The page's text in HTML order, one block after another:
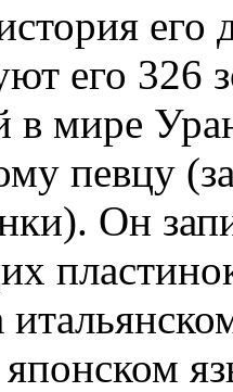
его
его
в мире
певцу
Он